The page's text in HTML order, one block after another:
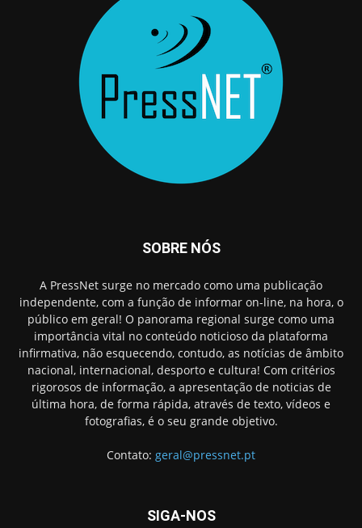
SOBRE NÓS
A PressNet surge no mercado como uma publicação
independente, com a função de informar on-line, na hora, o
público em geral! O panorama regional surge como uma
importância vital no conteúdo noticioso da plataforma
infirmativa, não esquecendo, contudo, as notícias de âmbito
nacional, internacional, desporto e cultura! Com critérios
rigorosos de informação, a apresentação de noticias de
última hora, de forma rápida, através de texto, vídeos e
fotografias, é o seu grande objetivo.
Contato: geral@pressnet.pt
SIGA-NOS